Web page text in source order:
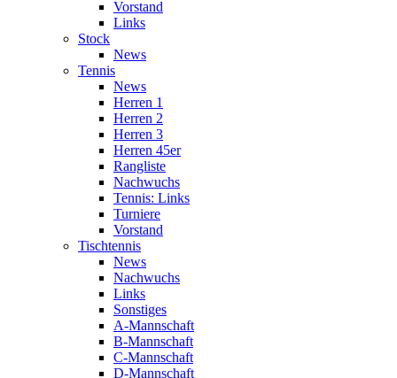
Vorstand
Links
Stock
News
Tennis
News
Herren 1
Herren 2
Herren 3
Herren 45er
Rangliste
Nachwuchs
Tennis: Links
Turniere
Vorstand
Tischtennis
News
Nachwuchs
Links
Sonstiges
A-Mannschaft
B-Mannschaft
C-Mannschaft
D-Mannschaft